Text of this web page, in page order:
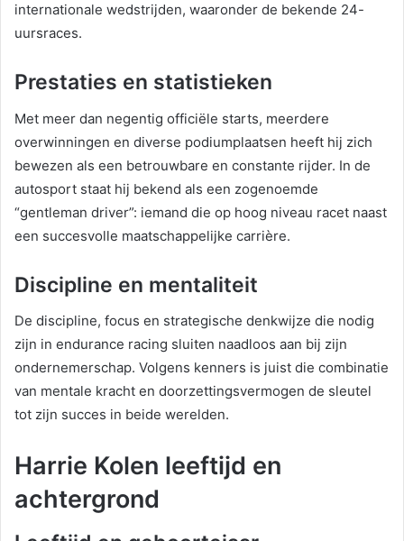
internationale wedstrijden, waaronder de bekende 24-
uursraces.
Prestaties en statistieken
Met meer dan negentig officiële starts, meerdere
overwinningen en diverse podiumplaatsen heeft hij zich
bewezen als een betrouwbare en constante rijder. In de
autosport staat hij bekend als een zogenoemde
“gentleman driver”: iemand die op hoog niveau racet naast
een succesvolle maatschappelijke carrière.
Discipline en mentaliteit
De discipline, focus en strategische denkwijze die nodig
zijn in endurance racing sluiten naadloos aan bij zijn
ondernemerschap. Volgens kenners is juist die combinatie
van mentale kracht en doorzettingsvermogen de sleutel
tot zijn succes in beide werelden.
Harrie Kolen leeftijd en
achtergrond